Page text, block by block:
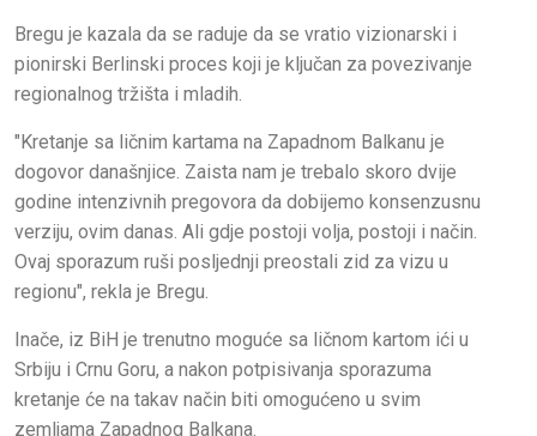
Bregu je kazala da se raduje da se vratio vizionarski i
pionirski Berlinski proces koji je ključan za povezivanje
regionalnog tržišta i mladih.
"Kretanje sa ličnim kartama na Zapadnom Balkanu je
dogovor današnjice. Zaista nam je trebalo skoro dvije
godine intenzivnih pregovora da dobijemo konsenzusnu
verziju, ovim danas. Ali gdje postoji volja, postoji i način.
Ovaj sporazum ruši posljednji preostali zid za vizu u
regionu", rekla je Bregu.
Inače, iz BiH je trenutno moguće sa ličnom kartom ići u
Srbiju i Crnu Goru, a nakon potpisivanja sporazuma
kretanje će na takav način biti omogućeno u svim
zemljama Zapadnog Balkana.